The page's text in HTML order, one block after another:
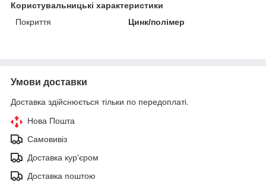
Користувальницькі характеристики
Покриття
Цинк/полімер
Умови доставки
Доставка здійснюється тільки по передоплаті.
Нова Пошта
Самовивіз
Доставка кур'єром
Доставка поштою